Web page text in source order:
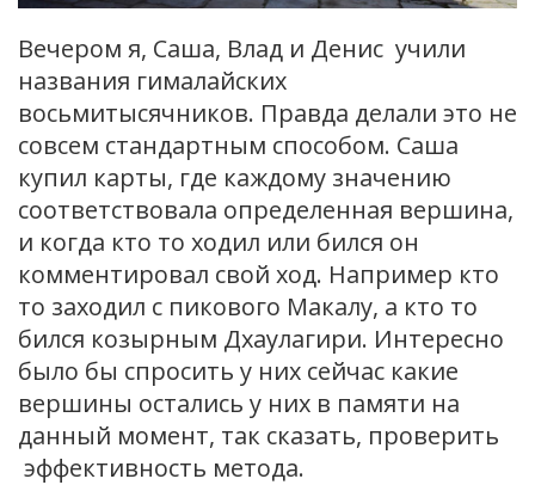
Вечером я, Саша, Влад и Денис учили
названия гималайских
восьмитысячников. Правда делали это не
совсем стандартным способом. Саша
купил карты, где каждому значению
соответствовала определенная вершина,
и когда кто то ходил или бился он
комментировал свой ход. Например кто
то заходил с пикового Макалу, а кто то
бился козырным Дхаулагири. Интересно
было бы спросить у них сейчас какие
вершины остались у них в памяти на
данный момент, так сказать, проверить
эффективность метода.